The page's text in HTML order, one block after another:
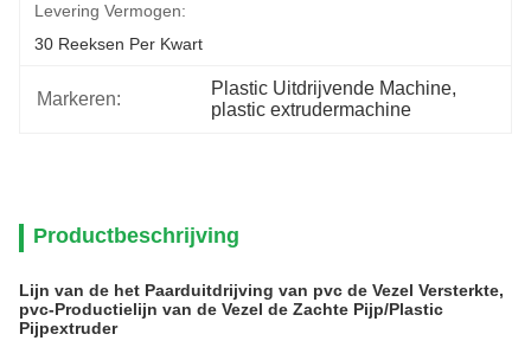
Levering Vermogen:
30 Reeksen Per Kwart
Markeren:
Plastic Uitdrijvende Machine,
plastic extrudermachine
Productbeschrijving
Lijn van de het Paarduitdrijving van pvc de Vezel Versterkte,
pvc-Productielijn van de Vezel de Zachte Pijp/Plastic
Pijpextruder